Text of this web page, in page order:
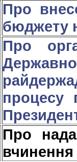
Про
бюджету
Про
процесу
Про